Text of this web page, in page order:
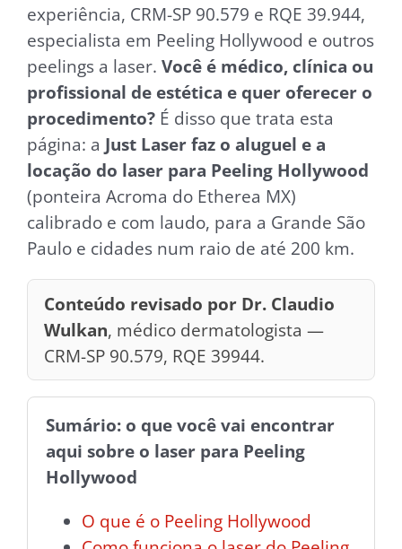
experiência, CRM-SP 90.579 e RQE 39.944,
especialista em Peeling Hollywood e outros
peelings a laser. Você é médico, clínica ou
profissional de estética e quer oferecer o
procedimento? É disso que trata esta
página: a Just Laser faz o aluguel e a
locação do laser para Peeling Hollywood
(ponteira Acroma do Etherea MX)
calibrado e com laudo, para a Grande São
Paulo e cidades num raio de até 200 km.
Conteúdo revisado por Dr. Claudio
Wulkan, médico dermatologista —
CRM-SP 90.579, RQE 39944.
Sumário: o que você vai encontrar
aqui sobre o laser para Peeling
Hollywood
O que é o Peeling Hollywood